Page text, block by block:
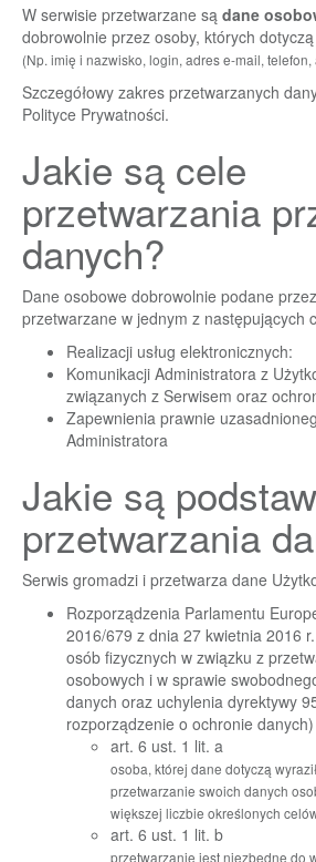
W serwisie przetwarzane są dane
dobrowolnie przez osoby, których dotyczą
(Np. imię i nazwisko, login, adres e-mail, telefon,
Szczegółowy zakres przetwarzanych
Polityce Prywatności.
Jakie są cele
przetwarzania
danych?
Dane osobowe dobrowolnie podane
przetwarzane w jednym z następujących
Realizacji usług elektronicznych:
Komunikacji Administratora z
związanych z Serwisem oraz
Zapewnienia prawnie
Administratora
Jakie są
przetwarzania
Serwis gromadzi i przetwarza dane
Rozporządzenia Parlamentu
2016/679 z dnia 27 kwietnia 2016
osób fizycznych w związku z
osobowych i w sprawie
danych oraz uchylenia dyrektywy
rozporządzenie o ochronie danych)
art. 6 ust. 1 lit. a
osoba, której dane dotyczą
przetwarzanie swoich danych
większej liczbie określonych
art. 6 ust. 1 lit. b
przetwarzanie jest niezbędne do